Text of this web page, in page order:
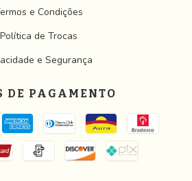
e Condições
Política de Trocas
e Segurança
DE PAGAMENTO